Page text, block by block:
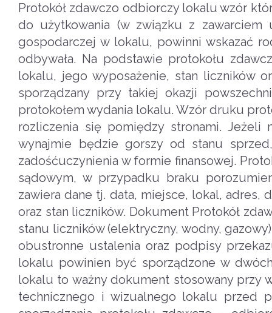
Protokół zdawczo odbiorczy lokalu wzór
do użytkowania (w związku z zawarciem
gospodarczej w lokalu, powinni wskazać
odbywała. Na podstawie protokołu
lokalu, jego wyposażenie, stan liczników
sporządzany przy takiej okazji
protokołem wydania lokalu. Wzór druku
rozliczenia się pomiędzy stronami.
wynajmie będzie gorszy od stanu
zadośćuczynienia w formie finansowej.
sądowym, w przypadku braku
zawiera dane tj. data, miejsce, lokal,
oraz stan liczników. Dokument Protokół
stanu liczników (elektryczny, wodny,
obustronne ustalenia oraz podpisy
lokalu powinien być sporządzone w
lokalu to ważny dokument stosowany przy
technicznego i wizualnego lokalu przed